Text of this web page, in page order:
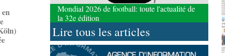
Mondial 2026 de football: toute l'actualité de
la 32e édition
Lire tous les articles